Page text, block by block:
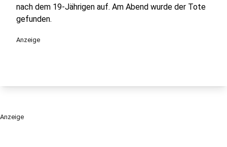
nach dem 19-Jährigen auf. Am Abend wurde der Tote
gefunden.
Anzeige
Anzeige